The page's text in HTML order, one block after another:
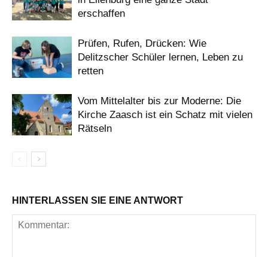
erschaffen
Prüfen, Rufen, Drücken: Wie
Delitzscher Schüler lernen, Leben zu
retten
Vom Mittelalter bis zur Moderne: Die
Kirche Zaasch ist ein Schatz mit vielen
Rätseln
HINTERLASSEN SIE EINE ANTWORT